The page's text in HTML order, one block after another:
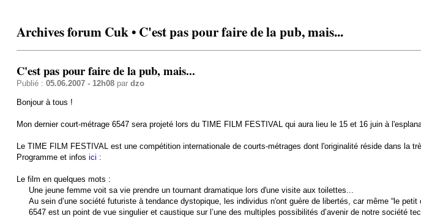
Archives forum Cuk • C'est pas pour faire de la pub, mais...
C'est pas pour faire de la pub, mais...
Publié : 05.06.2007 - 12h08par dzo
Bonjour à tous !
Mon dernier court-métrage 6547 sera projeté lors du TIME FILM FESTIVAL qui aura lieu le 15 et 16 juin à
Le TIME FILM FESTIVAL est une compétition internationale de courts-métrages dont l'originalité réside dans la
Programme et infos ici :
Le film en quelques mots :
Une jeune femme voit sa vie prendre un tournant dramatique lors d'une visite aux toilettes...
Au sein d’une société futuriste à tendance dystopique, les individus n'ont guère de libertés, car même “le
6547 est un point de vue singulier et caustique sur l’une des multiples possibilités d’avenir de notre société